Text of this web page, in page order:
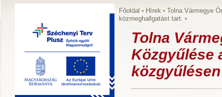
Főoldal Hírek
Tolna Vármegye
közmeghallgatást tart.
Tolna
Közgyűlése